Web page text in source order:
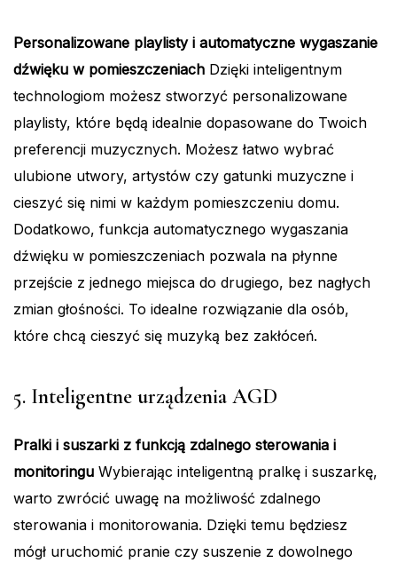
Personalizowane playlisty i automatyczne wygaszanie
dźwięku w pomieszczeniach Dzięki inteligentnym
technologiom możesz stworzyć personalizowane
playlisty, które będą idealnie dopasowane do Twoich
preferencji muzycznych. Możesz łatwo wybrać
ulubione utwory, artystów czy gatunki muzyczne i
cieszyć się nimi w każdym pomieszczeniu domu.
Dodatkowo, funkcja automatycznego wygaszania
dźwięku w pomieszczeniach pozwala na płynne
przejście z jednego miejsca do drugiego, bez nagłych
zmian głośności. To idealne rozwiązanie dla osób,
które chcą cieszyć się muzyką bez zakłóceń.
5. Inteligentne urządzenia AGD
Pralki i suszarki z funkcją zdalnego sterowania i
monitoringu Wybierając inteligentną pralkę i suszarkę,
warto zwrócić uwagę na możliwość zdalnego
sterowania i monitorowania. Dzięki temu będziesz
mógł uruchomić pranie czy suszenie z dowolnego